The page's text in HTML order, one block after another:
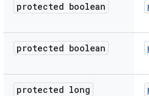
protected boolean
protected boolean
protected long